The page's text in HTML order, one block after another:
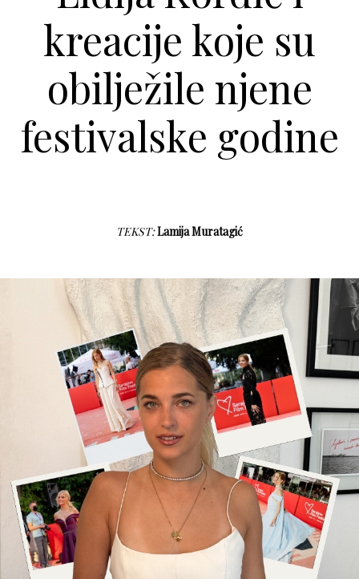
kreacije koje su
obilježile njene
festivalske godine
TEKST:Lamija Muratagić